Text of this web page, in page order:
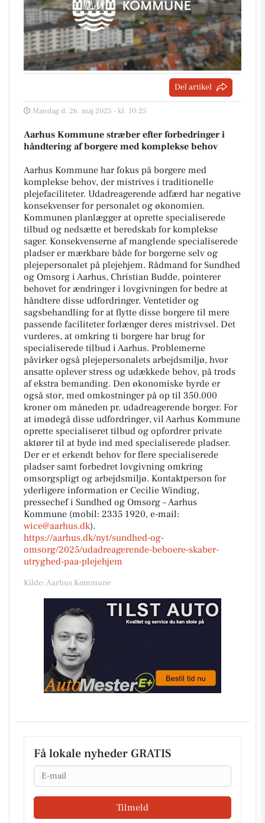
Del artikel
Mandag d. 26. maj 2025 - kl. 10:25
Aarhus Kommune stræber efter forbedringer i
håndtering af borgere med komplekse behov
Aarhus Kommune har fokus på borgere med
komplekse behov, der mistrives i traditionelle
plejefaciliteter. Udadreagerende adfærd har negative
konsekvenser for personalet og økonomien.
Kommunen planlægger at oprette specialiserede
tilbud og nedsætte et beredskab for komplekse
sager. Konsekvenserne af manglende specialiserede
pladser er mærkbare både for borgerne selv og
plejepersonalet på plejehjem. Rådmand for Sundhed
og Omsorg i Aarhus, Christian Budde, pointerer
behovet for ændringer i lovgivningen for bedre at
håndtere disse udfordringer. Ventetider og
sagsbehandling for at flytte disse borgere til mere
passende faciliteter forlænger deres mistrivsel. Det
vurderes, at omkring ti borgere har brug for
specialiserede tilbud i Aarhus. Problemerne
påvirker også plejepersonalets arbejdsmiljø, hvor
ansatte oplever stress og udækkede behov, på trods
af ekstra bemanding. Den økonomiske byrde er
også stor, med omkostninger på op til 350.000
kroner om måneden pr. udadreagerende borger. For
at imødegå disse udfordringer, vil Aarhus Kommune
oprette specialiseret tilbud og opfordrer private
aktører til at byde ind med specialiserede pladser.
Der er et erkendt behov for flere specialiserede
pladser samt forbedret lovgivning omkring
omsorgspligt og arbejdsmiljø. Kontaktperson for
yderligere information er Cecilie Winding,
pressechef i Sundhed og Omsorg – Aarhus
Kommune (mobil: 2335 1920, e-mail:
wice@aarhus.dk).
https://aarhus.dk/nyt/sundhed-og-
omsorg/2025/udadreagerende-beboere-skaber-
utryghed-paa-plejehjem
Kilde: Aarhus Kommune
Få lokale nyheder GRATIS
Email
Tilmeld